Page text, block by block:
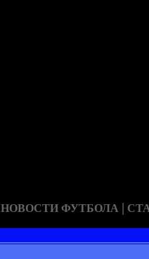
НОВОСТИ ФУТБОЛА |